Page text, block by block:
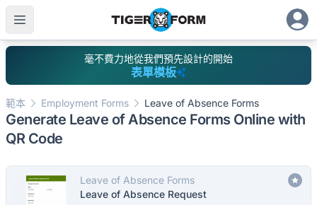
毫不費力地從我們預先設計的開始
表單模板
範本 Employment Forms Leave of Absence Forms
Generate Leave of Absence Forms Online with
QR Code
Leave of Absence Forms
Leave of Absence Request